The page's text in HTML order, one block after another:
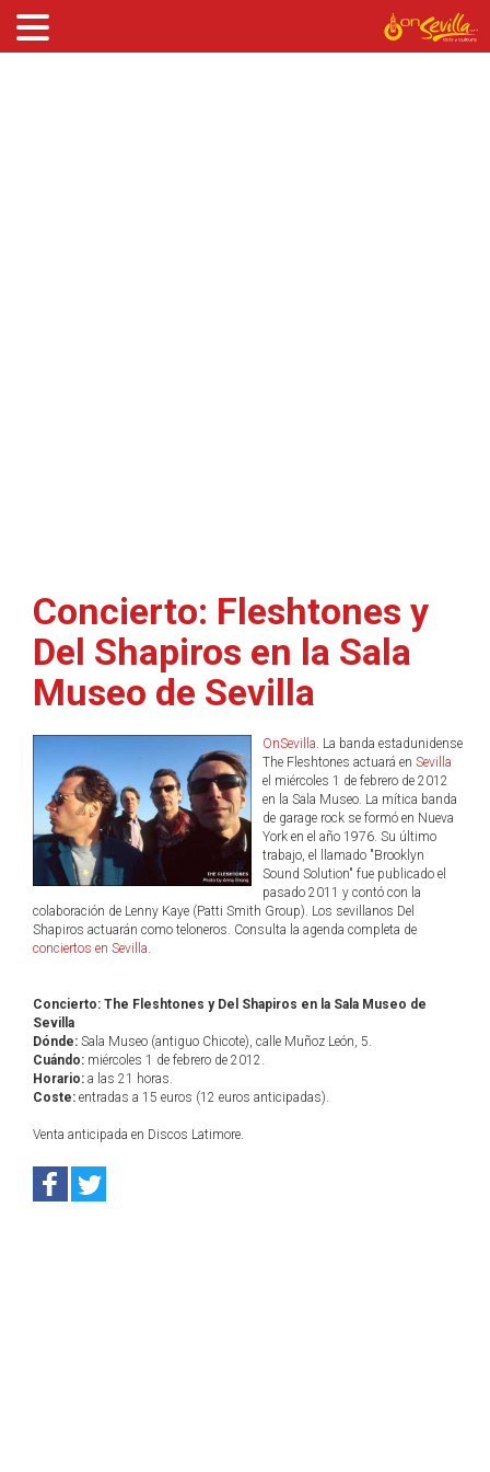
Concierto: Fleshtones y
Del Shapiros en la Sala
Museo de Sevilla
OnSevilla. La banda estadunidense
The Fleshtones actuará en Sevilla
el miércoles 1 de febrero de 2012
en la Sala Museo. La mítica banda
de garage rock se formó en Nueva
York en el año 1976. Su último
trabajo, el llamado "Brooklyn
Sound Solution" fue publicado el
pasado 2011 y contó con la
colaboración de Lenny Kaye (Patti Smith Group). Los sevillanos Del
Shapiros actuarán como teloneros. Consulta la agenda completa de
conciertos en Sevilla.
Concierto: The Fleshtones y Del Shapiros en la Sala Museo de
Sevilla
Dónde: Sala Museo (antiguo Chicote), calle Muñoz León, 5.
Cuándo: miércoles 1 de febrero de 2012.
Horario: a las 21 horas.
Coste: entradas a 15 euros (12 euros anticipadas).
Venta anticipada en Discos Latimore.